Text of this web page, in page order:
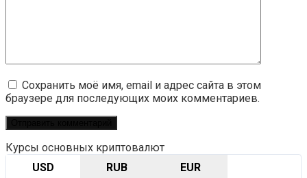
Сохранить моё имя, email и адрес сайта в этом
браузере для последующих моих комментариев.
Курсы основных криптовалют
USD
RUB EUR